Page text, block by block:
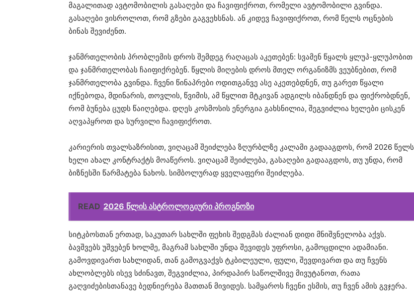
მაგალითად ავტომობილის გასაღები და ჩავიფიქროთ, რომელი ავტომობილი გვინდა.
გასაღები ვისროლოთ, რომ გზები გაგვეხსნას. ან კიდევ ჩავიფიქროთ, რომ წელს ოცნების
ბინას შევიძენთ.
ჯანმრთელობის პრობლემის დროს შემდეგ რაღაცას აკეთებენ: სვამენ წყალს ყლუპ-ყლუპობით
და ჯანმრთელობას ჩაიფიქრებენ. წყლის მიღების დროს მთელ ორგანიზმს ვეუბნებით, რომ
ჯანმრთელობა გვინდა. ჩვენი წინაპრები ოდითგანვე ასე აკეთებდნენ, თუ გარეთ წყალი
იქნებოდა, მდინარის, თოვლის, წვიმის, ამ წყლით მტკივან ადგილს იბანდნენ და ფიქრობდნენ,
რომ ბუნება ცუდს წაიღებდა. დღეს კოსმოსის ენერგია გახსნილია, შეგვიძლია ხელები ცისკენ
აღვაპყროთ და სურვილი ჩავიფიქროთ.
კარიერის თვალსაზრისით, ვიღაცამ შეიძლება ზღურბლზე კალამი გადააგდოს, რომ 2026 წელს
ხელი ახალ კონტრაქტს მოაწეროს. ვიღაცამ შეიძლება, გასაღები გადააგდოს, თუ უნდა, რომ
ბიზნესში წარმატება ნახოს. სიმბოლურად ყველაფერი შეიძლება.
READ 2026 წლის ასტროლოგიური პროგნოზი
სიტკბოსთან ერთად, საკუთარ სახლში ფეხის შედგმას ძალიან დიდი მნიშვნელობა აქვს.
ბავშვებს უშვებენ ხოლმე, მაგრამ სახლში უნდა შევიდეს უფროსი, გამოცდილი ადამიანი.
გამოვდივართ სახლიდან, თან გამოგვაქვს ტკბილეული, ფული, შევდივართ და თუ ჩვენს
ახლობლებს ისევ სძინავთ, შეგვიძლია, პირდაპირ საწოლშივე მივუტანოთ, რათა
გაღვიძებისთანავე ბედნიერება მათთან მივიდეს. სამყაროს ჩვენი ესმის, თუ ჩვენ ამის გვჯერა.